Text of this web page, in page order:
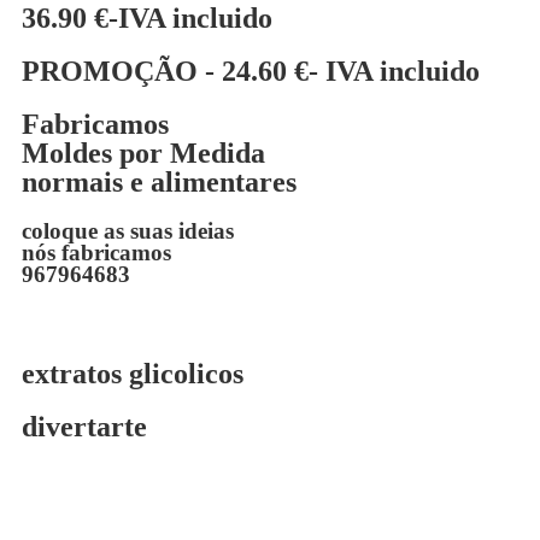
36.90 €-IVA incluido
PROMOÇÃO - 24.60 €- IVA incluido
Fabricamos
Moldes por Medida
normais e alimentares
coloque as suas ideias
nós fabricamos
967964683
extratos glicolicos
divertarte